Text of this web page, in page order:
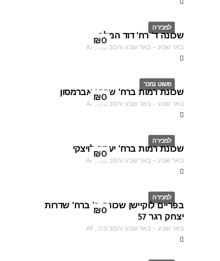
למכירה
ID
₪0
שכונה ד' רח' דוד המלך
באר שבע–באר שבע והסביבה ,
AF
פשוט נמכר
ID
₪0
שכונת רמות ברח' שרגא אברמסון
באר שבע–באר שבע והסביבה ,
AF
למכירה
ID
₪0
שכונת רמות ברח' יעקב לויצקי
באר שבע–באר שבע והסביבה ,
AF
למכירה
ID
₪0
בפריים לוקיישן שכונה ב' ברח' שדרות
יצחק רגר 57
באר שבע–באר שבע והסביבה ,
AF